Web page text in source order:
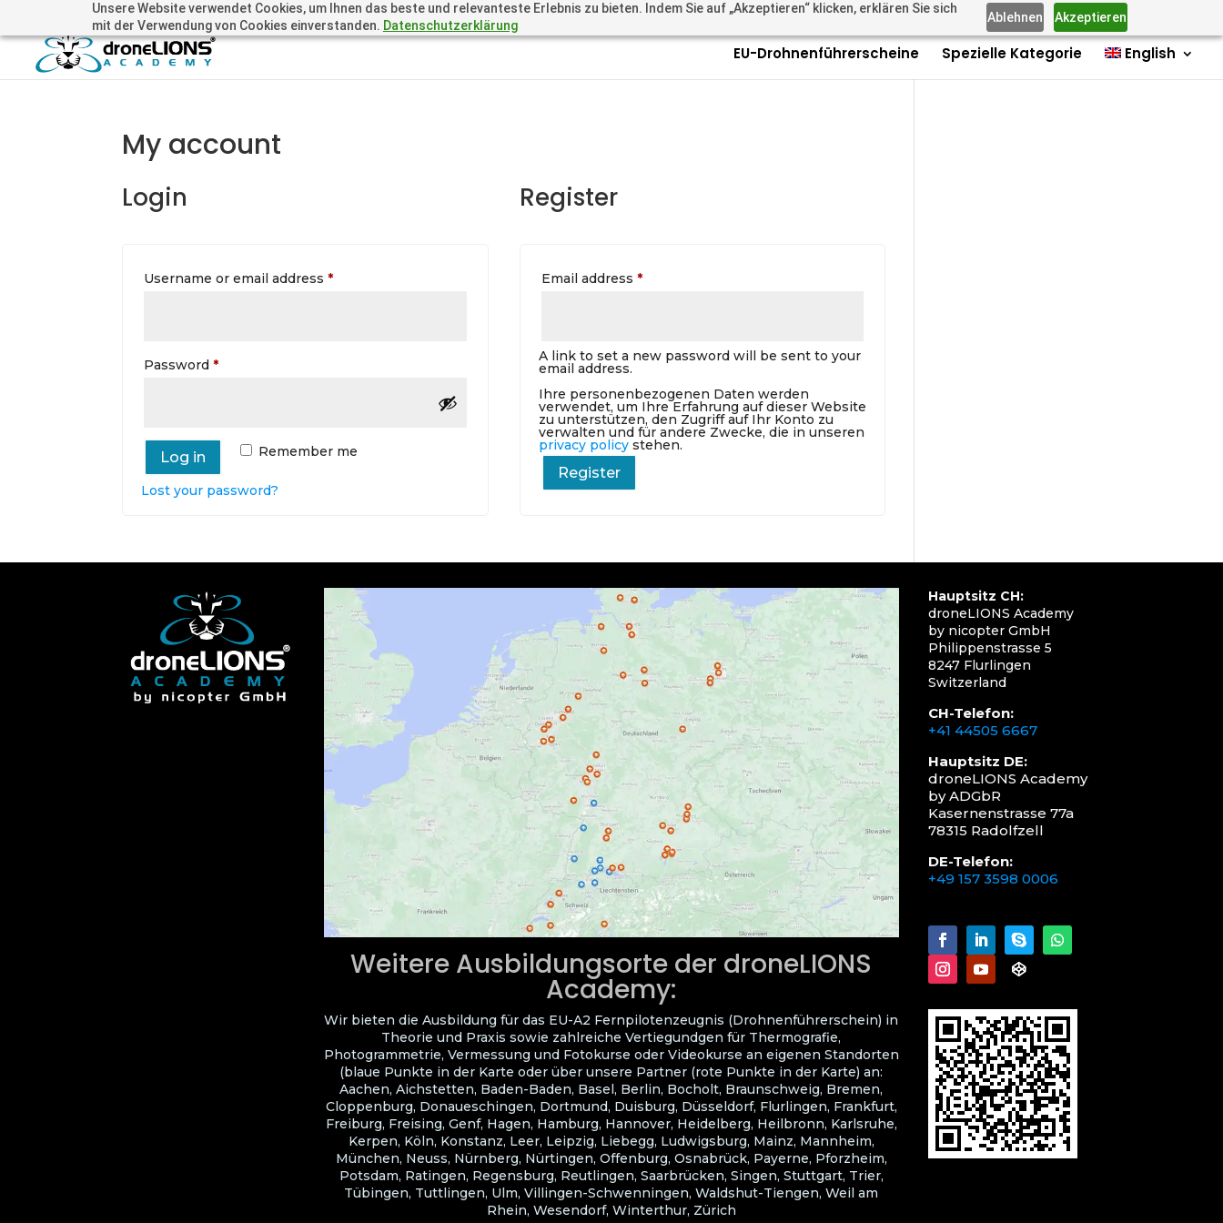
Unsere Website verwendet Cookies, um Ihnen das beste und relevanteste Erlebnis zu bieten. Indem Sie auf „Akzeptieren“ klicken, erklären Sie sich
mit der Verwendung von Cookies einverstanden. Datenschutzerklärung
Ablehnen Akzeptieren
+41 44505 6667 oder +49 157 3598 0006 info@dronelions.academy Questions? Call us: +4915735980006 Imprint Contact Contact
EU-Drohnenführerscheine Spezielle Kategorie English
My account
Login
Username or email address *Required
Password *Required
Remember me
Log in
Lost your password?
Register
Email address *Required
A link to set a new password will be sent to your
email address.
Ihre personenbezogenen Daten werden
verwendet, um Ihre Erfahrung auf dieser Website
zu unterstützen, den Zugriff auf Ihr Konto zu
verwalten und für andere Zwecke, die in unseren
privacy policystehen.
Register
Weitere Ausbildungsorte der droneLIONS
Academy:
Wir bieten die Ausbildung für das EU-A2 Fernpilotenzeugnis (Drohnenführerschein) in
Theorie und Praxis sowie zahlreiche Vertiegundgen für Thermografie,
Photogrammetrie, Vermessung und Fotokurse oder Videokurse an eigenen Standorten
(blaue Punkte in der Karte oder über unsere Partner (rote Punkte in der Karte) an:
Aachen, Aichstetten, Baden-Baden, Basel, Berlin, Bocholt, Braunschweig, Bremen,
Cloppenburg, Donaueschingen, Dortmund, Duisburg, Düsseldorf, Flurlingen, Frankfurt,
Freiburg, Freising, Genf, Hagen, Hamburg, Hannover, Heidelberg, Heilbronn, Karlsruhe,
Kerpen, Köln, Konstanz, Leer, Leipzig, Liebegg, Ludwigsburg, Mainz, Mannheim,
München, Neuss, Nürnberg, Nürtingen, Offenburg, Osnabrück, Payerne, Pforzheim,
Potsdam, Ratingen, Regensburg, Reutlingen, Saarbrücken, Singen, Stuttgart, Trier,
Tübingen, Tuttlingen, Ulm, Villingen-Schwenningen, Waldshut-Tiengen, Weil am
Rhein, Wesendorf, Winterthur, Zürich
Hauptsitz CH:
droneLIONS Academy
by nicopter GmbH
Philippenstrasse 5
8247 Flurlingen
Switzerland
CH-Telefon:
+41 44505 6667
Hauptsitz DE:
droneLIONS Academy
by ADGbR
Kasernenstrasse 77a
78315 Radolfzell
DE-Telefon:
+49 157 3598 0006